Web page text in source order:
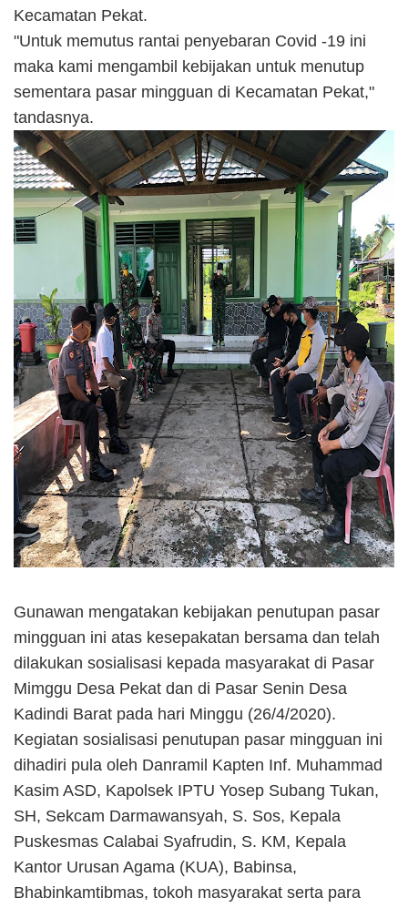
Kecamatan Pekat.
"Untuk memutus rantai penyebaran Covid -19 ini
maka kami mengambil kebijakan untuk menutup
sementara pasar mingguan di Kecamatan Pekat,"
tandasnya.
Gunawan mengatakan kebijakan penutupan pasar
mingguan ini atas kesepakatan bersama dan telah
dilakukan sosialisasi kepada masyarakat di Pasar
Mimggu Desa Pekat dan di Pasar Senin Desa
Kadindi Barat pada hari Minggu (26/4/2020).
Kegiatan sosialisasi penutupan pasar mingguan ini
dihadiri pula oleh Danramil Kapten Inf. Muhammad
Kasim ASD, Kapolsek IPTU Yosep Subang Tukan,
SH, Sekcam Darmawansyah, S. Sos, Kepala
Puskesmas Calabai Syafrudin, S. KM, Kepala
Kantor Urusan Agama (KUA), Babinsa,
Bhabinkamtibmas, tokoh masyarakat serta para